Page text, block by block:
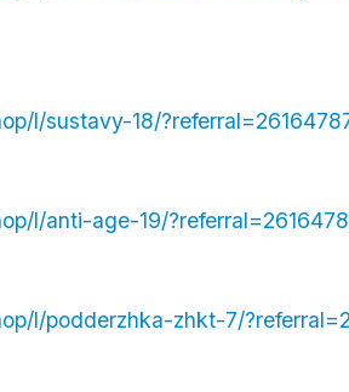
l/sustavy-18/
l/anti-age-19/
l/podderzhka-zhkt-7/